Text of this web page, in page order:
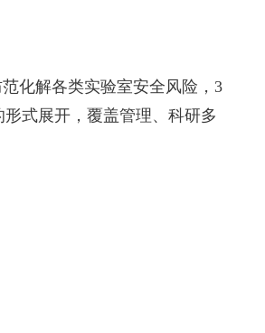
化解各类实验室安全风险，3
式展开，覆盖管理、科研多